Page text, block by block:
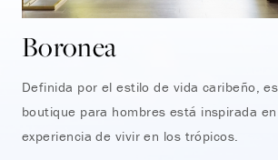
Boronea
Definida por el estilo de vida caribeño,
boutique para hombres está inspirada
experiencia de vivir en los trópicos.